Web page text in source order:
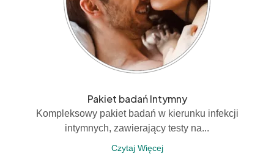
Pakiet badań Intymny
Kompleksowy pakiet badań w kierunku infekcji
intymnych, zawierający testy na...
Czytaj Więcej